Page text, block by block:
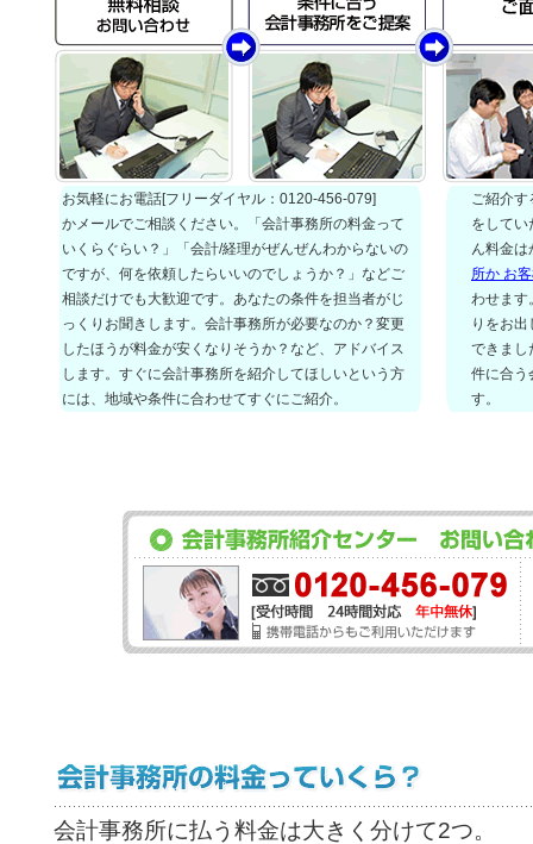
お気軽にお電話[フリーダイヤル：0120-456-079]
かメールでご相談ください。「会計事務所の料金って
いくらぐらい？」「会計/経理がぜんぜんわからないの
ですが、何を依頼したらいいのでしょうか？」などご
相談だけでも大歓迎です。あなたの条件を担当者がじ
っくりお聞きします。会計事務所が必要なのか？変更
したほうが料金が安くなりそうか？など、アドバイス
します。すぐに会計事務所を紹介してほしいという方
には、地域や条件に合わせてすぐにご紹介。
ご紹介す
をしてい
ん料金
所か お
わせます
りをお
できまし
件に合う
す。
会計事務所に払う料金は大きく分けて2つ。